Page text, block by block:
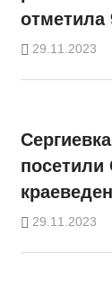
отметила
29.11.2023
посетили
29.11.2023